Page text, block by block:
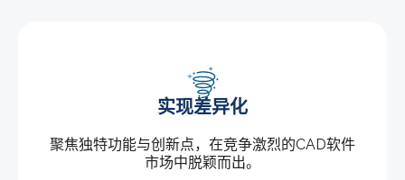
实现差异化
聚焦独特功能与创新点，在竞争激烈的CAD软件
市场中脱颖而出。